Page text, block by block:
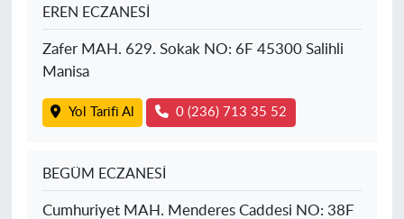
EREN ECZANESİ
Zafer MAH. 629. Sokak NO: 6F 45300 Salihli
Manisa
Yol Tarifi Al 0 (236) 713 35 52
BEGÜM ECZANESİ
Cumhuriyet MAH. Menderes Caddesi NO: 38F